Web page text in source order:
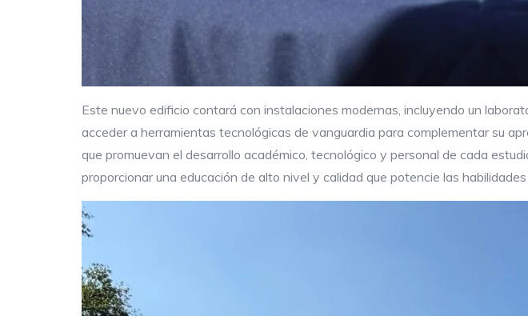
Este nuevo edificio contará con instalaciones modernas, incluyendo un
acceder a herramientas tecnológicas de vanguardia para complementar su
que promuevan el desarrollo académico, tecnológico y personal de cada
proporcionar una educación de alto nivel y calidad que potencie las